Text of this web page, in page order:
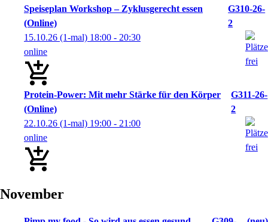
Speiseplan Workshop – Zyklusgerecht essen
(Online)
G310-26-
2
15.10.26 (1-mal) 18:00 - 20:30
online
Protein-Power: Mit mehr Stärke für den Körper
(Online)
G311-26-
2
22.10.26 (1-mal) 19:00 - 21:00
online
November